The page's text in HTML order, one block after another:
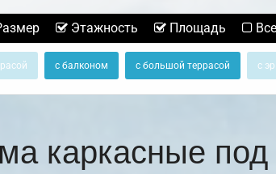
Этажность Площадь Все
с балконом с большой террасой с
каркасные